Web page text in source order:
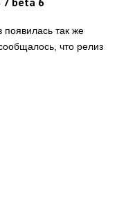
появилась так же
что релиз